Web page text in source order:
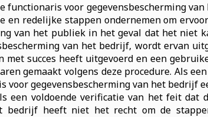
functionaris voor gegevensbescherming
en redelijke stappen ondernemen om
van het publiek in het geval dat het niet
van het bedrijf, wordt ervan
succes heeft uitgevoerd en een
gemaakt volgens deze procedure. Als
gegevensbescherming van het bedrijf
voldoende verificatie van het feit dat
bedrijf heeft niet het recht om de